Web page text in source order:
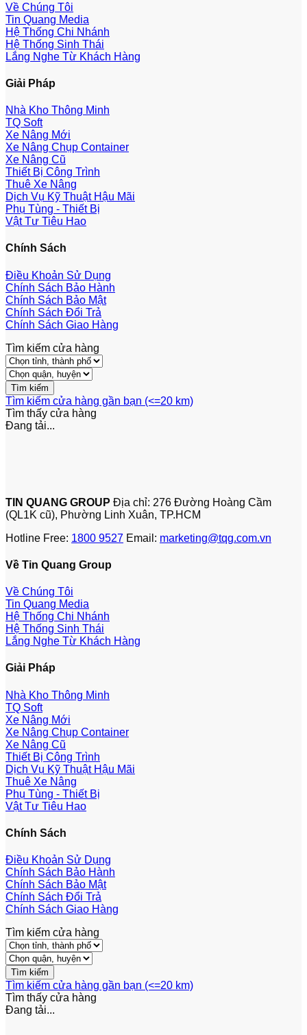
Về Chúng Tôi
Tin Quang Media
Hệ Thống Chi Nhánh
Hệ Thống Sinh Thái
Lắng Nghe Từ Khách Hàng
Giải Pháp
Nhà Kho Thông Minh
TQ Soft
Xe Nâng Mới
Xe Nâng Chụp Container
Xe Nâng Cũ
Thiết Bị Công Trình
Thuê Xe Nâng
Dịch Vụ Kỹ Thuật Hậu Mãi
Phụ Tùng - Thiết Bị
Vật Tư Tiêu Hao
Chính Sách
Điều Khoản Sử Dụng
Chính Sách Bảo Hành
Chính Sách Bảo Mật
Chính Sách Đổi Trả
Chính Sách Giao Hàng
Tìm kiếm cửa hàng
Tìm kiếm cửa hàng gần bạn (<=20 km)
Tìm thấy cửa hàng
Đang tải...
TIN QUANG GROUP Địa chỉ: 276 Đường Hoàng Cầm
(QL1K cũ), Phường Linh Xuân, TP.HCM
Hotline Free: 1800 9527 Email: marketing@tqg.com.vn
Về Tin Quang Group
Về Chúng Tôi
Tin Quang Media
Hệ Thống Chi Nhánh
Hệ Thống Sinh Thái
Lắng Nghe Từ Khách Hàng
Giải Pháp
Nhà Kho Thông Minh
TQ Soft
Xe Nâng Mới
Xe Nâng Chụp Container
Xe Nâng Cũ
Thiết Bị Công Trình
Dịch Vụ Kỹ Thuật Hậu Mãi
Thuê Xe Nâng
Phụ Tùng - Thiết Bị
Vật Tư Tiêu Hao
Chính Sách
Điều Khoản Sử Dụng
Chính Sách Bảo Hành
Chính Sách Bảo Mật
Chính Sách Đổi Trả
Chính Sách Giao Hàng
Tìm kiếm cửa hàng
Tìm kiếm cửa hàng gần bạn (<=20 km)
Tìm thấy cửa hàng
Đang tải...